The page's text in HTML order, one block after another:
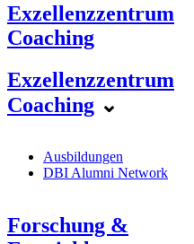
Exzellenzzentrum
Coaching
Exzellenzzentrum
Coaching ⌄
Ausbildungen
DBI Alumni Network
Forschung &